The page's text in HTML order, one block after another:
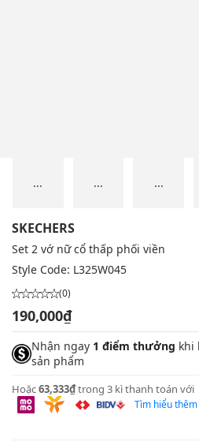
... ... ...
SKECHERS
Set 2 vớ nữ cổ thấp phối viền
Style Code: L325W045
(0)
190,000₫
Nhận ngay 1 điểm thưởng khi
sản phẩm
Hoặc63,333₫trong 3 kì thanh toán với
Tìm hiểu thêm